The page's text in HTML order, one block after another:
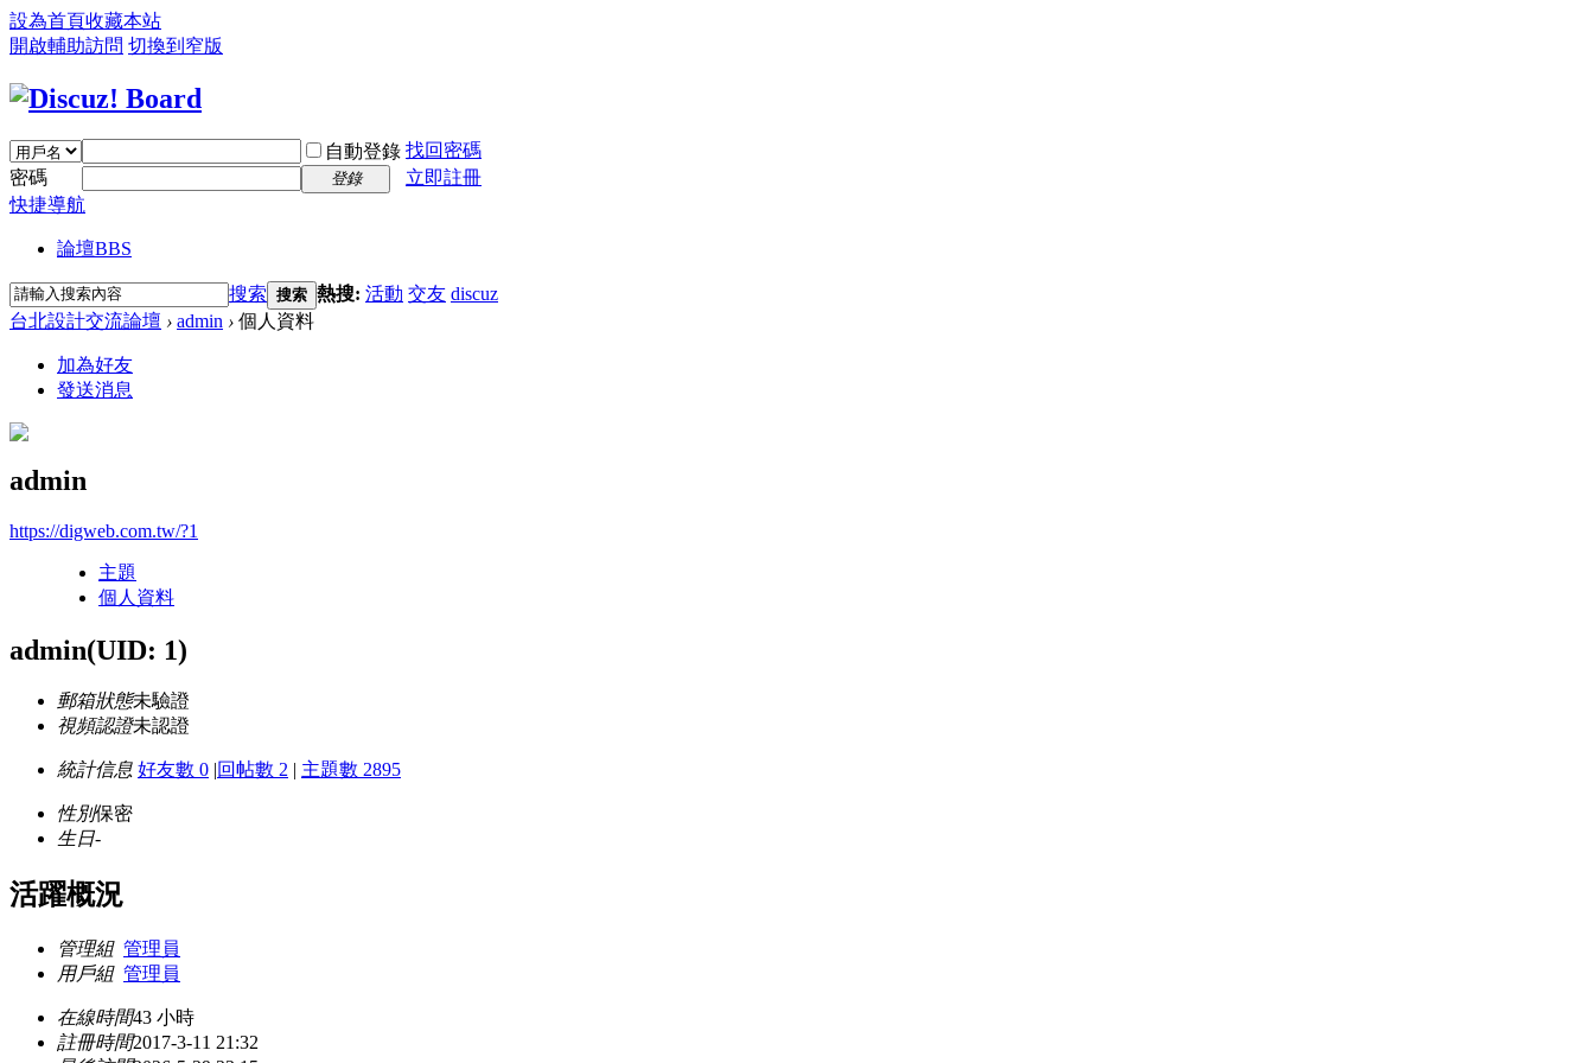
設為首頁收藏本站
開啟輔助訪問 切換到窄版
自動登錄 找回密碼
密碼
登錄
立即註冊
快捷導航
論壇BBS
搜索 搜索 熱搜: 活動 交友 discuz
台北設計交流論壇 › admin › 個人資料
加為好友
發送消息
admin
https://digweb.com.tw/?1
主題
個人資料
admin(UID: 1)
郵箱狀態未驗證
視頻認證未認證
統計信息 好友數 0 |回帖數 2 | 主題數 2895
性別保密
生日-
活躍概況
管理組 管理員
用戶組 管理員
在線時間43 小時
註冊時間2017-3-11 21:32